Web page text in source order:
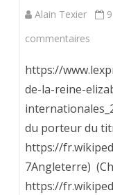
au
trône
Alain Texier
commentaires
La
Reine
II
https://
de-la-reine-
du porteur du
https://
7Angleterre)
https://